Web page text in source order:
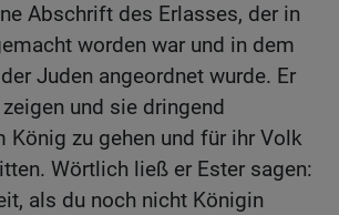
Abschrift des Erlasses, der in
worden war und in dem
Juden angeordnet wurde. Er
und sie dringend
König zu gehen und für ihr Volk
Wörtlich ließ er Ester sagen:
als du noch nicht Königin